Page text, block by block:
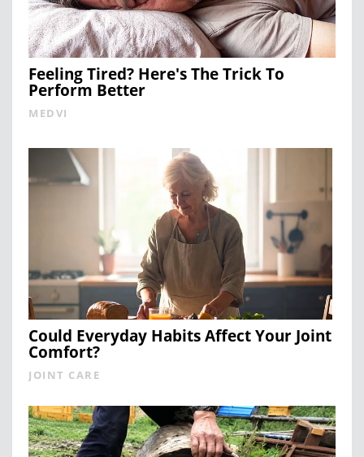
Feeling Tired? Here's The Trick To
Perform Better
MEDVI
Could Everyday Habits Affect Your Joint
Comfort?
JOINT CARE